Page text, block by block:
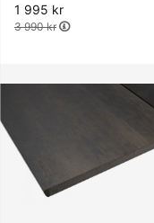
1 995 kr
Ordinarie pris:
3 990 kr